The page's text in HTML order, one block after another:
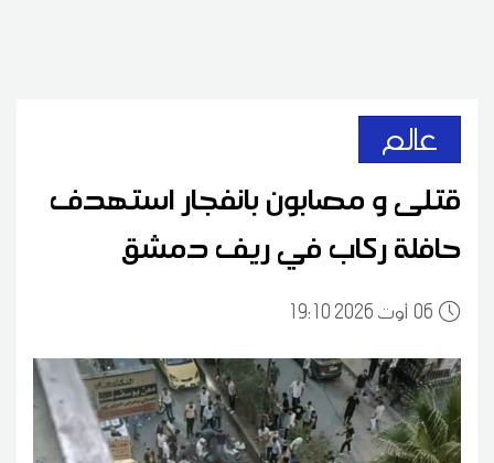
عالم
قتلى و مصابون بانفجار استهدف
حافلة ركاب في ريف دمشق
0619:10 2026 أوت